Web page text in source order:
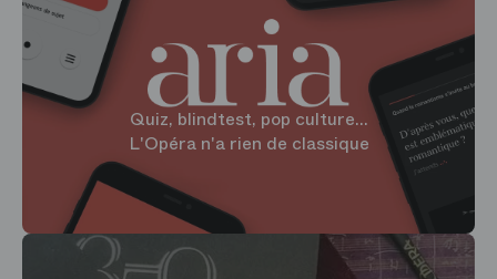
Quiz, blindtest, pop culture...
L'Opéra n'a rien de classique